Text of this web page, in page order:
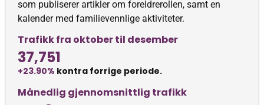
som publiserer artikler om foreldrerollen, samt en
kalender med familievennlige aktiviteter.
Trafikk fra oktober til desember
37,751
+23.90% kontra forrige periode.
Månedlig gjennomsnittlig trafikk